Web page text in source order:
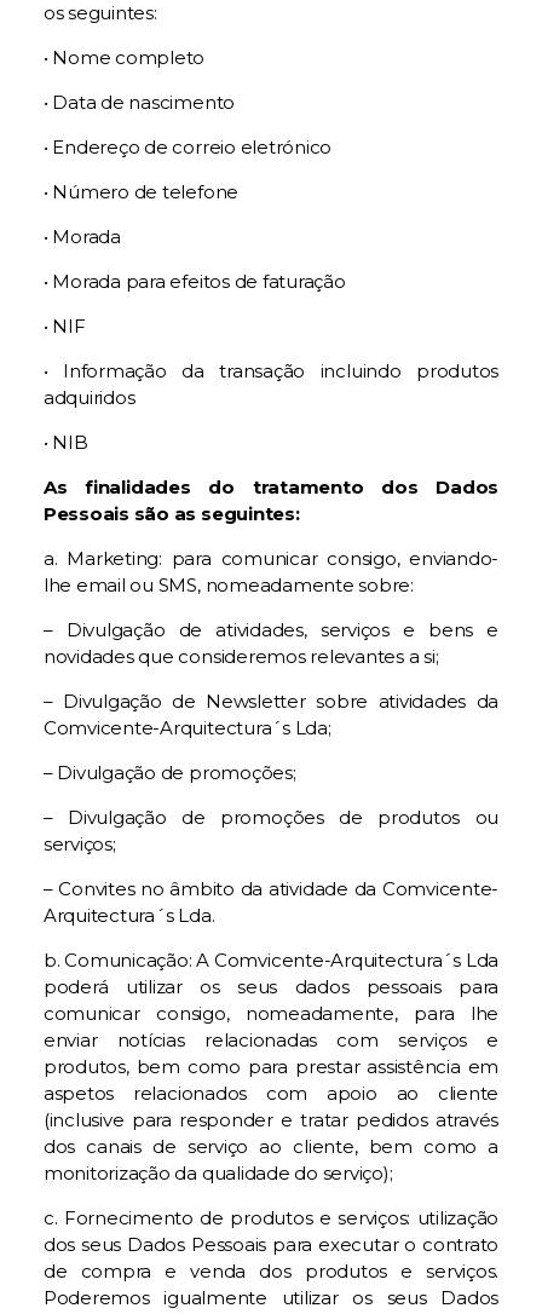
os seguintes:
• Nome completo
• Data de nascimento
• Endereço de correio eletrónico
• Número de telefone
• Morada
• Morada para efeitos de faturação
• NIF
• Informação da transação incluindo produtos
adquiridos
• NIB
As finalidades do tratamento dos Dados
Pessoais são as seguintes:
a. Marketing: para comunicar consigo, enviando-
lhe email ou SMS, nomeadamente sobre:
– Divulgação de atividades, serviços e bens e
novidades que consideremos relevantes a si;
– Divulgação de Newsletter sobre atividades da
Comvicente-Arquitectura´s Lda;
– Divulgação de promoções;
– Divulgação de promoções de produtos ou
serviços;
– Convites no âmbito da atividade da Comvicente-
Arquitectura´s Lda.
b. Comunicação: A Comvicente-Arquitectura´s Lda
poderá utilizar os seus dados pessoais para
comunicar consigo, nomeadamente, para lhe
enviar notícias relacionadas com serviços e
produtos, bem como para prestar assistência em
aspetos relacionados com apoio ao cliente
(inclusive para responder e tratar pedidos através
dos canais de serviço ao cliente, bem como a
monitorização da qualidade do serviço);
c. Fornecimento de produtos e serviços: utilização
dos seus Dados Pessoais para executar o contrato
de compra e venda dos produtos e serviços.
Poderemos igualmente utilizar os seus Dados